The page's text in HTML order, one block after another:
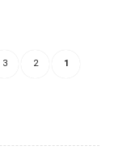
1
2
3